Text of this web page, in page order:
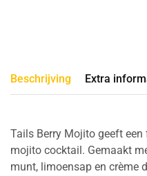
Beschrijving Extra
Tails Berry Mojito geeft
mojito cocktail. Gemaakt
munt, limoensap en crème